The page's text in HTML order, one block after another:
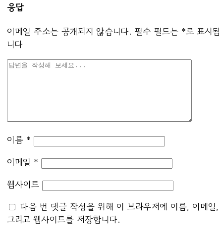
응답
이메일 주소는 공개되지 않습니다. 필수 필드는 *로 표시됩
니다
이름 *
이메일 *
웹사이트
다음 번 댓글 작성을 위해 이 브라우저에 이름, 이메일,
그리고 웹사이트를 저장합니다.